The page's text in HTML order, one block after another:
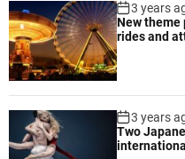
3 years
New
rides and
3 years
Two